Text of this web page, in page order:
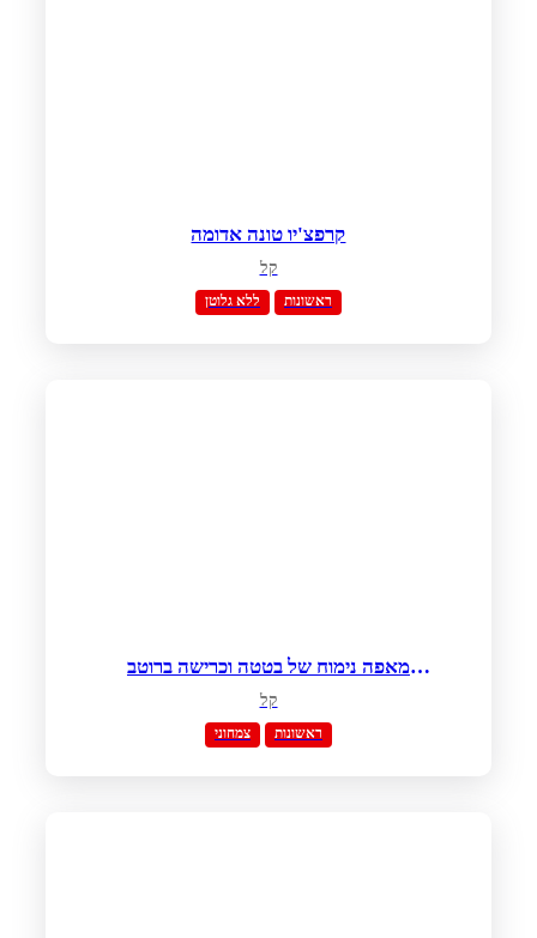
קרפצ'יו טונה אדומה
קל
ללא גלוטן ראשונות
מאפה נימוח של בטטה וכרישה ברוטב
שמנת חמוצה ועירית
קל
צמחוני ראשונות